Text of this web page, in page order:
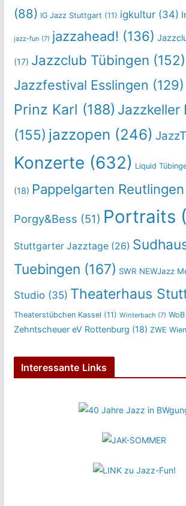
(88) IG Jazz Stuttgart (11) igkultur(34)
jazz-fun (7) jazzahead! (136)
(17) Jazzclub Tübingen (152)
Jazzfestival Esslingen (129)
Prinz Karl (188) Jazzkeller
(155) jazzopen (246)
Konzerte (632) Liquid
(18) Pappelgarten Reutlingen
Porgy&Bess (51) Portraits
Stuttgarter Jazztage(26)
Tuebingen (167) SWR NEWJazz
Studio(35) Theaterhaus
Theaterstübchen Kassel (11) Winterbach (7) WoB
Zehntscheuer eV Rottenburg (18) ZWE Wien
Interessante Links